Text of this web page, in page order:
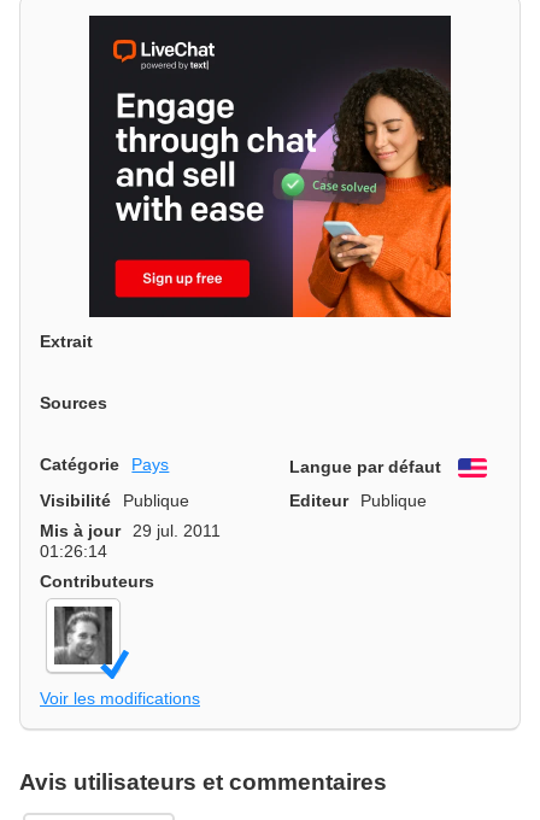
Extrait
Sources
Catégorie Pays Langue par défaut
Visibilité
Publique Editeur
Publique
Mis à jour
29 jul. 2011
01:26:14
Contributeurs
Voir les modifications
Avis utilisateurs et commentaires